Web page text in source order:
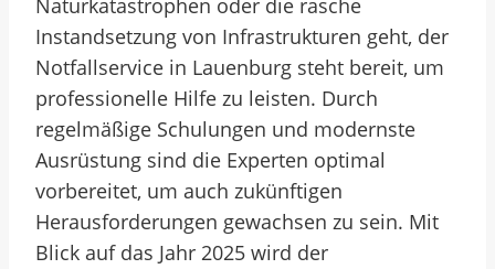
Naturkatastrophen oder die rasche
Instandsetzung von Infrastrukturen geht, der
Notfallservice in Lauenburg steht bereit, um
professionelle Hilfe zu leisten. Durch
regelmäßige Schulungen und modernste
Ausrüstung sind die Experten optimal
vorbereitet, um auch zukünftigen
Herausforderungen gewachsen zu sein. Mit
Blick auf das Jahr 2025 wird der